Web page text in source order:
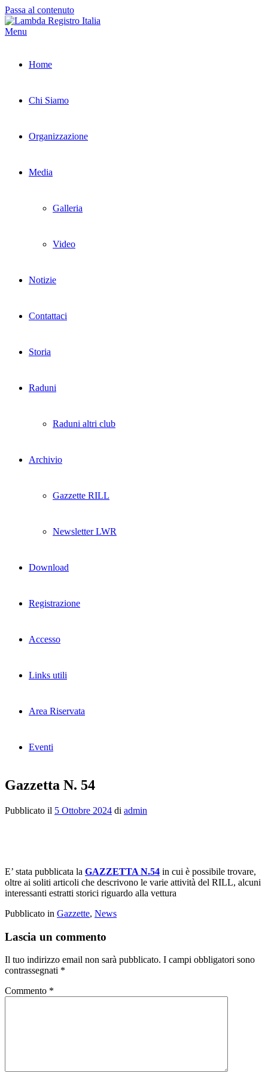
Passa al contenuto
Menu
Home
Chi Siamo
Organizzazione
Media
Galleria
Video
Notizie
Contattaci
Storia
Raduni
Raduni altri club
Archivio
Gazzette RILL
Newsletter LWR
Download
Registrazione
Accesso
Links utili
Area Riservata
Eventi
Gazzetta N. 54
Pubblicato il 5 Ottobre 2024 di admin
E’ stata pubblicata la GAZZETTA N.54 in cui è possibile trovare,
oltre ai soliti articoli che descrivono le varie attività del RILL, alcuni
interessanti estratti storici riguardo alla vettura
Pubblicato in Gazzette, News
Lascia un commento
Il tuo indirizzo email non sarà pubblicato. I campi obbligatori sono
contrassegnati *
Commento *